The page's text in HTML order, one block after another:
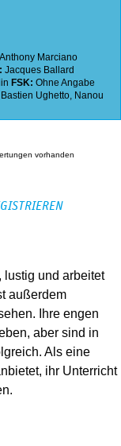
Anthony Marciano
Jacques Ballard
FSK: Ohne Angabe
Bastien Ughetto, Nanou
vorhanden
lustig und arbeitet
außerdem
Ihre engen
aber sind in
Als eine
ihr Unterricht